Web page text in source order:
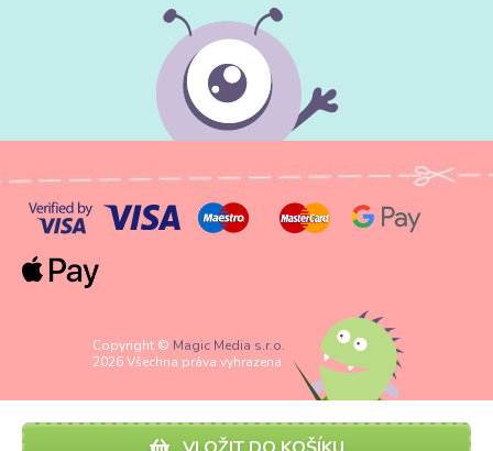
Copyright © Magic Media s.r.o.
2026 Všechna práva vyhrazena